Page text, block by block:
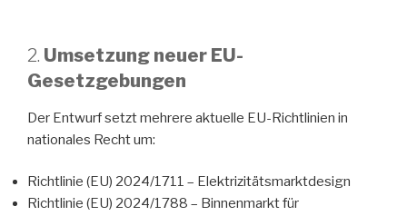
2. Umsetzung neuer EU-
Gesetzgebungen
Der Entwurf setzt mehrere aktuelle EU-Richtlinien in
nationales Recht um:
Richtlinie (EU) 2024/1711 – Elektrizitätsmarktdesign
Richtlinie (EU) 2024/1788 – Binnenmarkt für